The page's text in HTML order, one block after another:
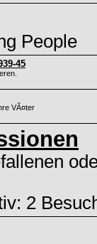
People
45
VÃ¤ter
2